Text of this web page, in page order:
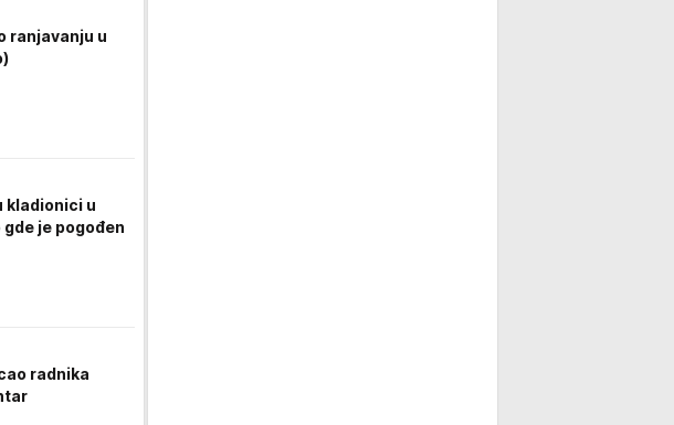
ranjavanju u
kladionici u
je pogođen
radnika